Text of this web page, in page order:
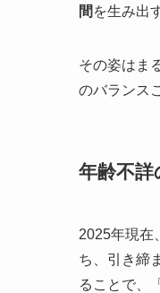
間 を生み出
その姿はま
のバランス
年齢不
2025年現在
ち、引き締
ることで、